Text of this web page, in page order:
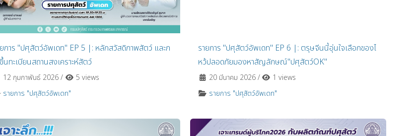
การ "ปศุสัตว์อัพเดท" EP 5 |: หลักสวัสดิภาพสัตว์ และก
นทะเบียนสถานสงเคราะห์สัตว์
12 กุมภาพันธ์ 2026/
5 views
รายการ "ปศุสัตว์อัพเดท"
รายการ "ปศุสัตว์อัพเดท" EP 6 |: ตรุษจีนนี้อุ่นใจเลือกของไ
หว้ปลอดภัยมองหาสัญลักษณ์"ปศุสัตว์OK"
20 มีนาคม 2026/
1 views
รายการ "ปศุสัตว์อัพเดท"